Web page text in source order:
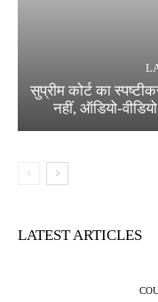
सुप्रीम कोर्ट का
नहीं, ऑडियो-
LATEST ARTICLES